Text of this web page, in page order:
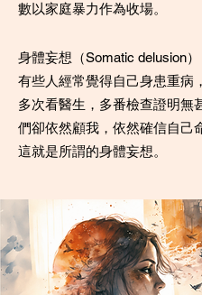
數以家庭暴力作為收場。
身體妄想（Somatic delusion）
有些人經常覺得自己身患重病
多次看醫生，多番檢查證明無
們卻依然顧我，依然確信自己
這就是所謂的身體妄想。